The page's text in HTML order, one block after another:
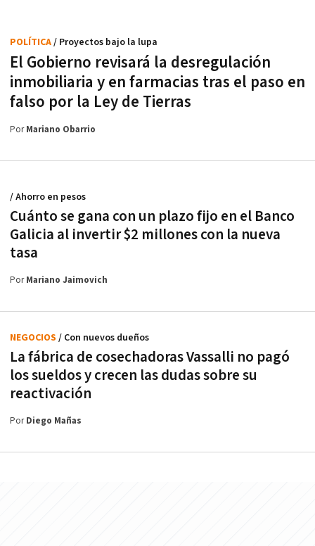
El Gobierno revisará la desregulación
inmobiliaria y en farmacias tras el paso en
falso por la Ley de Tierras
POLÍTICA/ Proyectos bajo la lupa
PorMariano Obarrio
Cuánto se gana con un plazo fijo en el Banco
Galicia al invertir $2 millones con la nueva
tasa
/ Ahorro en pesos
PorMariano Jaimovich
La fábrica de cosechadoras Vassalli no pagó
los sueldos y crecen las dudas sobre su
reactivación
NEGOCIOS / Con nuevos dueños
PorDiego Mañas